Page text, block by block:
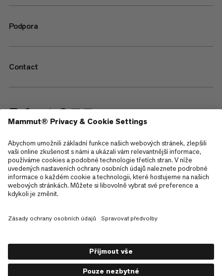
Podpora
Contact
—
Sitemap
Cookies
Právní upozornění
Zásady ochrany osobních údajů